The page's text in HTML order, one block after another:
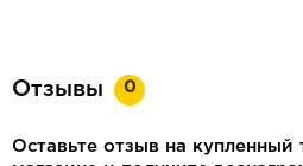
Отзывы 0
Оставьте отзыв на